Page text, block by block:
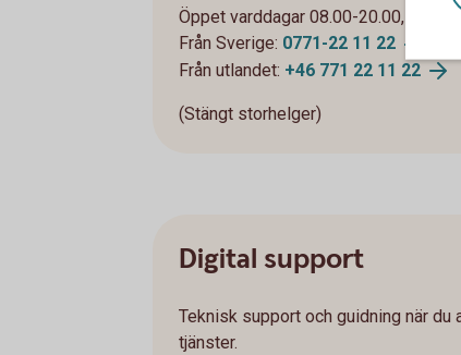
Öppet varddagar 08.00-20.00,
Från Sverige: 0771-22 11 22
Från utlandet: +46 771 22 11 22
(Stängt storhelger)
Digital support
Teknisk support och guidning när du
tjänster.